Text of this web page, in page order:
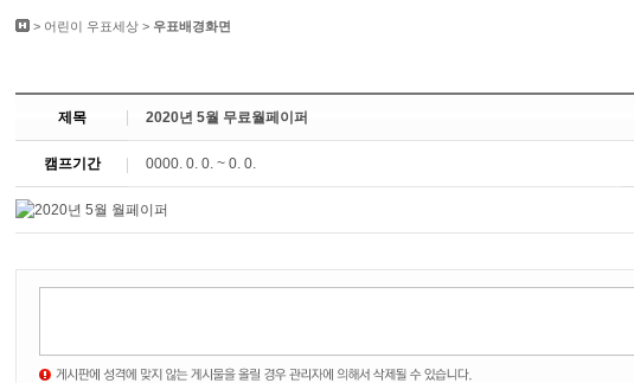
> 어린이 우표세상 > 우표배경화면
제목 2020년 5월 무료월페이퍼
캠프기간 0000. 0. 0. ~ 0. 0.